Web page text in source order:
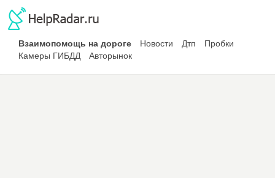
Взаимопомощь на дороге Новости Дтп
Пробки
Камеры ГИБДД
Авторынок